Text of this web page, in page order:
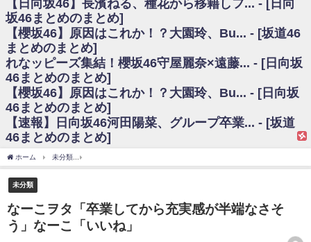
日向坂46まとめのまとめ / 【元日向坂46】この卒業生、めちゃくちゃテレ
ビで見かけるな
欅坂/日向坂46まとめのまとめ / 【櫻坂46】リアルミーグリであの販売も！
『Make or Break』オフィシャルグッズ解禁
乃木坂46アンテナ / 【櫻坂46】ミーグリで喧嘩！？山下瞳月、これはマジ
ギレしてる
乃木坂あんてな ～乃木坂46・欅坂46・日向坂46のニュース・情報・話題
をピックアップ / れなッピーズ集結！櫻坂46守屋麗奈×遠藤理子、8/6「ラヴィ
ット！」水曜スタジオ出演決定
日向坂46まとめのまとめ / 【日向坂46】富田鈴花、次の事務所が決まって
そう！？
日向坂46まとめのまとめ / 【日向坂46】富田鈴花、次の事務所が決まって
そう！？
ハ！』ミーグリ日程がこちら
乃木坂あんてな ～乃木坂46・欅坂46・日向坂46のニュース・情報・話題
をピックアップ / 日向坂46卒業後初共演！佐々木久美さん、師匠オードリー若
林さんと再会した結果･･･【激レアさんを連れてきた。】
欅坂46/日向坂46まとめのまとめ / 『anan』の表紙の櫻坂46さん、多様性
【日向坂46】長濱ねる、種花から移籍しフ... - [日向
坂46まとめのまとめ]
【櫻坂46】原因はこれか！？大園玲、Bu... - [坂道46
まとめのまとめ]
れなッピーズ集結！櫻坂46守屋麗奈×遠藤... - [日向坂
46まとめのまとめ]
【櫻坂46】原因はこれか！？大園玲、Bu... - [日向坂
46まとめのまとめ]
【速報】日向坂46河田陽菜、グループ卒業... - [坂道
46まとめのまとめ]
ホーム 未分類
未分類
なーこヲタ「卒業してから充実感が半端なさそ
う」なーこ「いいね」